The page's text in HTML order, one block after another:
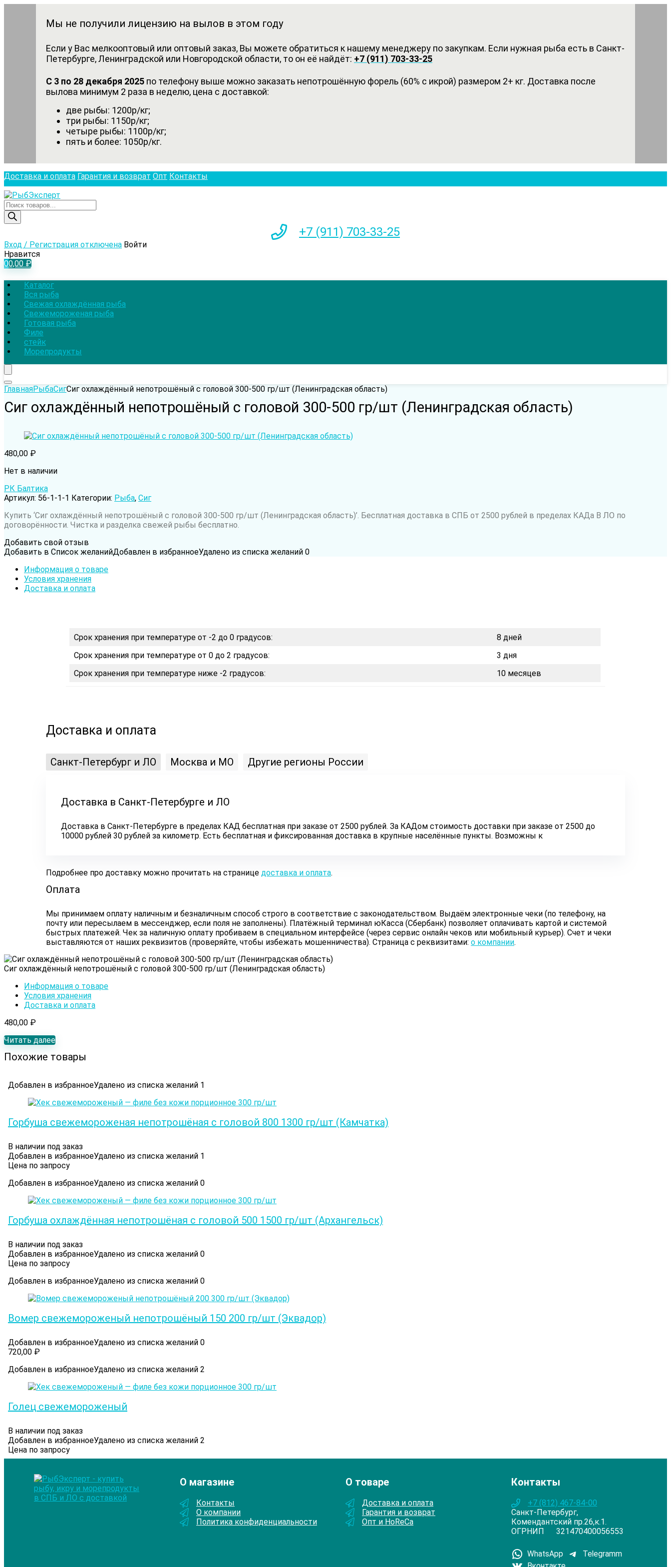
Мы не получили лицензию на вылов в этом году
Если у Вас мелкооптовый или оптовый заказ, Вы можете обратиться к нашему менеджеру по закупкам. Если нужная рыба есть в Санкт-
Петербурге, Ленинградской или Новгородской области, то он её найдёт: +7 (911) 703-33-25
С 3 по 28 декабря 2025 по телефону выше можно заказать непотрошённую форель (60% с икрой) размером 2+ кг. Доставка после
вылова минимум 2 раза в неделю, цена с доставкой:
две рыбы: 1200р/кг;
три рыбы: 1150р/кг;
четыре рыбы: 1100р/кг;
пять и более: 1050р/кг.
Доставка и оплата Гарантия и возврат Опт Контакты
Поиск
товаров
+7 (911) 703-33-25
Вход / Регистрация отключена Войти
Нравится
00,00 ₽
Каталог
Вся рыба
Свежая охлаждённая рыба
Свежемороженая рыба
Готовая рыба
Филе
стейк
Морепродукты
ГлавнаяРыбаСигСиг охлаждённый непотрошёный с головой 300-500 гр/шт (Ленинградская область)
Сиг охлаждённый непотрошёный с головой 300-500 гр/шт (Ленинградская область)
480,00 ₽
Нет в наличии
РК Балтика
Артикул: 56-1-1-1 Категории: Рыба, Сиг
Купить ‘Сиг охлаждённый непотрошёный с головой 300-500 гр/шт (Ленинградская область)’. Бесплатная доставка в СПБ от 2500 рублей в пределах КАДа В ЛО по
договорённости. Чистка и разделка свежей рыбы бесплатно.
Добавить свой отзыв
Добавить в Список желанийДобавлен в избранноеУдалено из списка желаний 0
Информация о товаре
Условия хранения
Доставка и оплата
Срок хранения при температуре от -2 до 0 градусов:
8 дней
Срок хранения при температуре от 0 до 2 градусов:
3 дня
Срок хранения при температуре ниже -2 градусов:
10 месяцев
Доставка и оплата
Санкт-Петербург и ЛО Москва и МО Другие регионы России
Доставка в Санкт-Петербурге и ЛО
Доставка в Санкт-Петербурге в пределах КАД бесплатная при заказе от 2500 рублей. За КАДом стоимость доставки при заказе от 2500 до
10000 рублей 30 рублей за километр. Есть бесплатная и фиксированная доставка в крупные населённые пункты. Возможны к
Подробнее про доставку можно прочитать на странице доставка и оплата.
Оплата
Мы принимаем оплату наличным и безналичным способ строго в соответствие с законодательством. Выдаём электронные чеки (по телефону, на
почту или пересылаем в мессенджер, если поля не заполнены). Платёжный терминал юКасса (Сбербанк) позволяет оплачивать картой и системой
быстрых платежей. Чек за наличную оплату пробиваем в специальном интерфейсе (через сервис онлайн чеков или мобильный курьер). Счет и чеки
выставляются от наших реквизитов (проверяйте, чтобы избежать мошенничества). Страница с реквизитами: о компании.
Сиг охлаждённый непотрошёный с головой 300-500 гр/шт (Ленинградская область)
Информация о товаре
Условия хранения
Доставка и оплата
480,00 ₽
Читать далее
Похожие товары
Добавлен в избранноеУдалено из списка желаний 1
Горбуша свежемороженая непотрошёная с головой 800 1300 гр/шт (Камчатка)
В наличии под заказ
Добавлен в избранноеУдалено из списка желаний 1
Цена по запросу
Добавлен в избранноеУдалено из списка желаний 0
Горбуша охлаждённая непотрошёная с головой 500 1500 гр/шт (Архангельск)
В наличии под заказ
Добавлен в избранноеУдалено из списка желаний 0
Цена по запросу
Добавлен в избранноеУдалено из списка желаний 0
Вомер cвежемороженый непотрошёный 150 200 гр/шт (Эквадор)
Добавлен в избранноеУдалено из списка желаний 0
720,00 ₽
Добавлен в избранноеУдалено из списка желаний 2
Голец cвежемороженый
В наличии под заказ
Добавлен в избранноеУдалено из списка желаний 2
Цена по запросу
О магазине
Контакты
О компании
Политика конфиденциальности
О товаре
Доставка и оплата
Гарантия и возврат
Опт и HoReCa
Контакты
+7 (812) 467-84-00
Санкт-Петербург,
Комендантский пр.26,к.1.
ОГРНИП 321470400056553
WhatsApp
Telegramm